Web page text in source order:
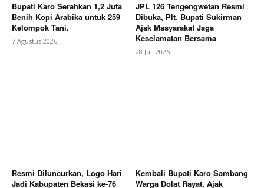
Bupati Karo Serahkan 1,2 Juta
Benih Kopi Arabika untuk 259
Kelompok Tani.
7 Agustus 2026
JPL 126 Tengengwetan Resmi
Dibuka, Plt. Bupati Sukirman
Ajak Masyarakat Jaga
Keselamatan Bersama
28 Juli 2026
Resmi Diluncurkan, Logo Hari
Jadi Kabupaten Bekasi ke-76
Kembali Bupati Karo Sambang
Warga Dolat Rayat, Ajak